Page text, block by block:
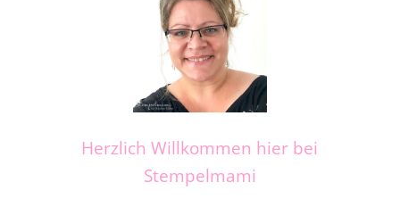
Herzlich Willkommen hier bei
Stempelmami